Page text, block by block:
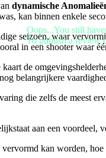
dynamische
kan binnen enkele
seizoen, waar
in een shooter waar
de
belangrijkere
die zelfs de meest
aan een voordeel,
kan worden,
Oops...You still
To publish a review